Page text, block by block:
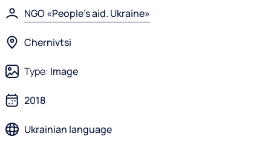
NGO «People's aid. Ukraine»
Chernivtsi
Type: Image
2018
Ukrainian language